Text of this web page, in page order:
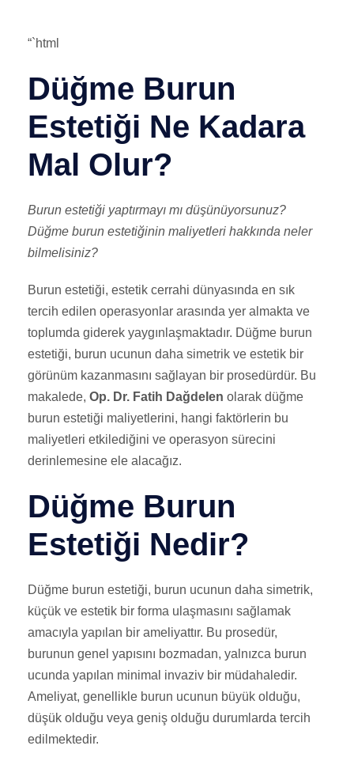
“`html
Düğme Burun
Estetiği Ne Kadara
Mal Olur?
Burun estetiği yaptırmayı mı düşünüyorsunuz?
Düğme burun estetiğinin maliyetleri hakkında neler
bilmelisiniz?
Burun estetiği, estetik cerrahi dünyasında en sık
tercih edilen operasyonlar arasında yer almakta ve
toplumda giderek yaygınlaşmaktadır. Düğme burun
estetiği, burun ucunun daha simetrik ve estetik bir
görünüm kazanmasını sağlayan bir prosedürdür. Bu
makalede, Op. Dr. Fatih Dağdelen olarak düğme
burun estetiği maliyetlerini, hangi faktörlerin bu
maliyetleri etkilediğini ve operasyon sürecini
derinlemesine ele alacağız.
Düğme Burun
Estetiği Nedir?
Düğme burun estetiği, burun ucunun daha simetrik,
küçük ve estetik bir forma ulaşmasını sağlamak
amacıyla yapılan bir ameliyattır. Bu prosedür,
burunun genel yapısını bozmadan, yalnızca burun
ucunda yapılan minimal invaziv bir müdahaledir.
Ameliyat, genellikle burun ucunun büyük olduğu,
düşük olduğu veya geniş olduğu durumlarda tercih
edilmektedir.